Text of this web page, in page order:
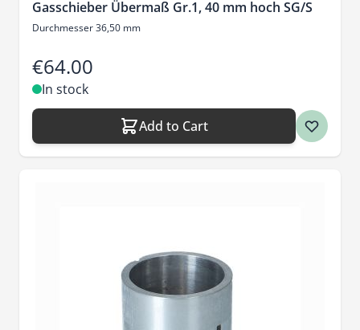
Gasschieber Übermaß Gr.1, 40 mm hoch SG/S
Durchmesser 36,50 mm
€64.00
In stock
Add to Cart